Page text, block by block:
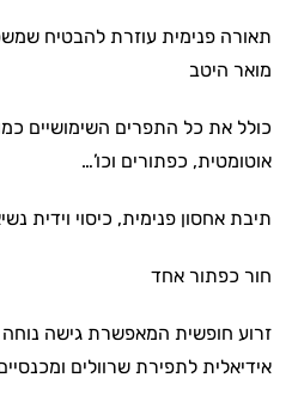
תאורה פנימית עוזרת להבטיח
מואר היטב
כולל את כל התפרים השימושיים
אוטומטית, כפתורים וכו’…
תיבת אחסון פנימית, כיסוי וידית
חור כפתור אחד
זרוע חופשית המאפשרת גישה נוחה
אידיאלית לתפירת שרוולים